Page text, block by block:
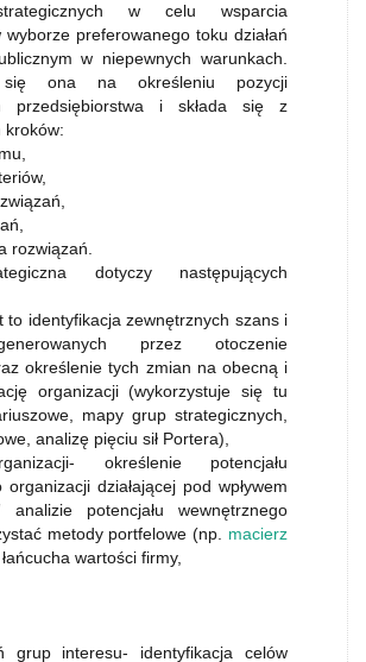
w celu wsparcia
preferowanego toku działań
w niepewnych warunkach.
się ona na określeniu pozycji
przedsiębiorstwa i składa się z
kroków:
rozwiązań.
dotyczy następujących
to identyfikacja zewnętrznych szans i
przez otoczenie
określenie tych zmian na obecną i
organizacji (wykorzystuje się tu
mapy grup strategicznych,
analizę pięciu sił Portera),
określenie potencjału
organizacji działającej pod wpływem
potencjału wewnętrznego
metody portfelowe (np. macierz
wartości firmy,
grup interesu- identyfikacja celów